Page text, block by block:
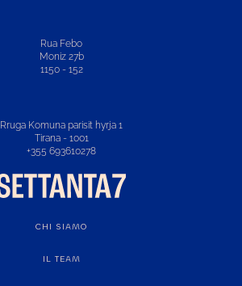
Rua Febo
Moniz 27b
1150 - 152
Rruga Komuna parisit hyrja 1
Tirana - 1001
+355 693610278
CHI SIAMO
IL TEAM